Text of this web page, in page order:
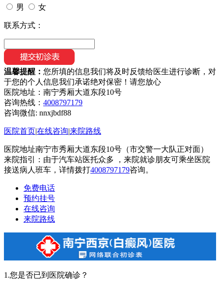
男 女
联系方式：
温馨提醒： 您所填的信息我们将及时反馈给医生进行诊断，对
于您的个人信息我们承诺绝对保密！请您放心
医院地址：南宁秀厢大道东段10号
咨询热线： 4008797179
咨询微信: nnxjbdf88
医院首页|在线咨询|来院路线
医院地址南宁市秀厢大道东段10号（市交警一大队正对面）
来院指引：由于汽车站医托众多 ，来院就诊朋友可乘坐医院
接送病人班车，详情拨打4008797179咨询。
免费电话
预约挂号
在线咨询
来院路线
1.您是否已到医院确诊？